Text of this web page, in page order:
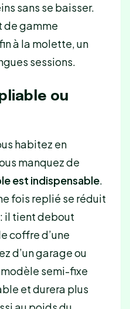
sans se baisser.
de gamme
à la molette, un
sessions.
ou
habitez en
manquez de
est indispensable.
fois replié se réduit
il tient debout
coffre d’une
d’un garage ou
semi-fixe
et durera plus